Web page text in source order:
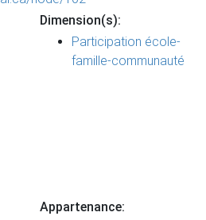
Dimension(s):
Participation école-
famille-communauté
Appartenance: